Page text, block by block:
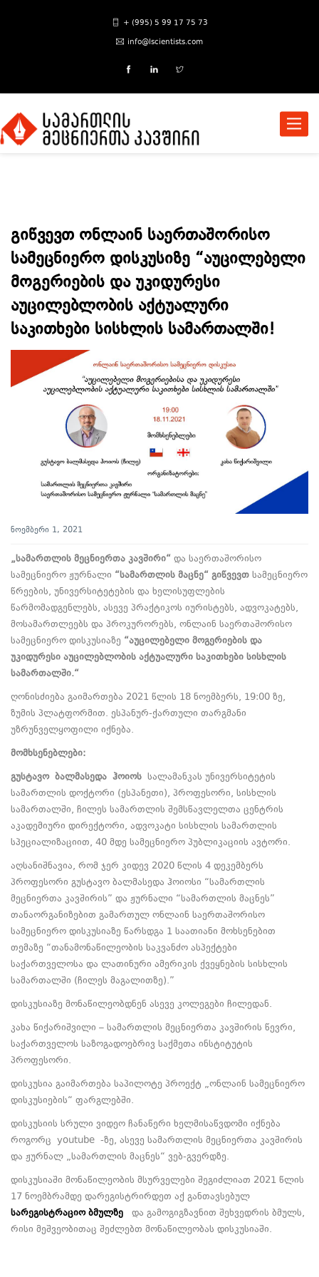
+ (995) 5 99 17 75 73
info@lscientists.com
Toggle
გიწვევთ ონლაინ საერთაშორისო
სამეცნიერო დისკუსიზე “აუცილებელი
მოგერიების და უკიდურესი
აუცილებლობის აქტუალური
საკითხები სისხლის სამართალში!
ნოემბერი 1, 2021
„სამართლის მეცნიერთა კავშირი“ და საერთაშორისო
სამეცნიერო ჟურნალი “სამართლის მაცნე“ გიწვევთ სამეცნიერო
წრეების, უნივერსიტეტების და ხელისუფლების
წარმომადგენლებს, ასევე პრაქტიკოს იურისტებს, ადვოკატებს,
მოსამართლეებს და პროკურორებს, ონლაინ საერთაშორისო
სამეცნიერო დისკუსიაზე “აუცილებელი მოგერიების და
უკიდურესი აუცილებლობის აქტუალური საკითხები სისხლის
სამართალში.“
ღონისძიება გაიმართება 2021 წლის 18 ნოემბერს, 19:00 ზე,
ზუმის პლატფორმით. ესპანურ-ქართული თარგმანი
უზრუნველყოფილი იქნება.
მომხსენებლები:
გუსტავო ბალმასედა ჰოიოს სალამანკას უნივერსიტეტის
სამართლის დოქტორი (ესპანეთი), პროფესორი, სისხლის
სამართალში, ჩილეს სამართლის შემსწავლელთა ცენტრის
აკადემიური დირექტორი, ადვოკატი სისხლის სამართლის
სპეციალიზაციით, 40 მდე სამეცნიერო პუბლიკაციის ავტორი.
აღსანიშნავია, რომ ჯერ კიდევ 2020 წლის 4 დეკემბერს
პროფესორი გუსტავო ბალმასედა ჰოიოსი “სამართლის
მეცნიერთა კავშირის” და ჟურნალი “სამართლის მაცნეს”
თანაორგანიზებით გამართულ ონლაინ საერთაშორისო
სამეცნიერო დისკუსიაზე წარსდგა 1 საათიანი მოხსენებით
თემაზე “თანამონაწილეობის საკვანძო ასპექტები
საქართველოსა და ლათინური ამერიკის ქვეყნების სისხლის
სამართალში (ჩილეს მაგალითზე).”
დისკუსიაზე მონაწილეობდნენ ასევე კოლეგები ჩილედან.
კახა წიქარიშვილი – სამართლის მეცნიერთა კავშირის წევრი,
საქართველოს საზოგადოებრივ საქმეთა ინსტიტუტის
პროფესორი.
დისკუსია გაიმართება საპილოტე პროექტ „ონლაინ სამეცნიერო
დისკუსიების“ ფარგლებში.
დისკუსიის სრული ვიდეო ჩანაწერი ხელმისაწვდომი იქნება
როგორც youtube -ზე, ასევე სამართლის მეცნიერთა კავშირის
და ჟურნალ „სამართლის მაცნეს“ ვებ-გვერდზე.
დისკუსიაში მონაწილეობის მსურველები შეგიძლიათ 2021 წლის
17 ნოემბრამდე დარეგისტრირდეთ აქ განთავსებულ
სარეგისტრაციო ბმულზე და გამოგიგზავნით შეხვედრის ბმულს,
რისი მეშვეობითაც შეძლებთ მონაწილეობას დისკუსიაში.